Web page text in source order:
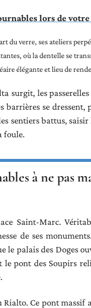
lors de
du verre, ses ateliers
où la dentelle se
élégante et lieu de
surgit, les
se dressent,
sentiers battus,
foule.
à ne pas
Saint-Marc.
de ses
le palais des Doges
pont des Soupirs
Ce pont massif